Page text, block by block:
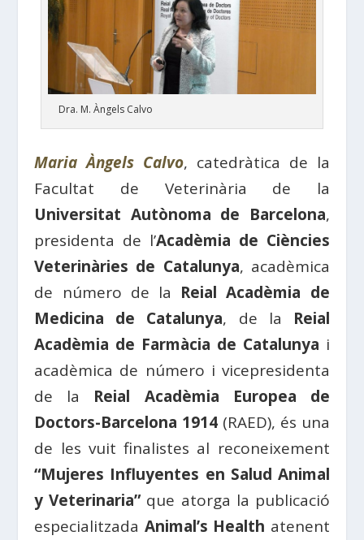
Dra. M. Àngels Calvo
Maria Àngels Calvo, catedràtica de la
Facultat de Veterinària de la
Universitat Autònoma de Barcelona,
presidenta de l’Acadèmia de Ciències
Veterinàries de Catalunya, acadèmica
de número de la Reial Acadèmia de
Medicina de Catalunya, de la Reial
Acadèmia de Farmàcia de Catalunya i
acadèmica de número i vicepresidenta
de la Reial Acadèmia Europea de
Doctors-Barcelona 1914 (RAED), és una
de les vuit finalistes al reconeixement
“Mujeres Influyentes en Salud Animal
y Veterinaria”que atorga la publicació
especialitzada Animal’s Health atenent